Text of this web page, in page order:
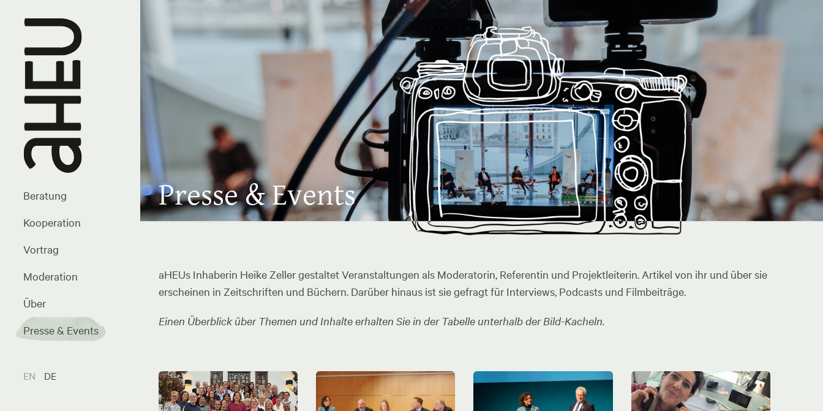
Beratung
Kooperation
Vortrag
Moderation
Über
Presse & Events
EN DE
Presse & Events
aHEUs Inhaberin Heike Zeller gestaltet Veranstaltungen als Moderatorin, Referentin und Projektleiterin. Artikel von ihr und über sie
erscheinen in Zeitschriften und Büchern. Darüber hinaus ist sie gefragt für Interviews, Podcasts und Filmbeiträge.
Einen Überblick über Themen und Inhalte erhalten Sie in der Tabelle unterhalb der Bild-Kacheln.